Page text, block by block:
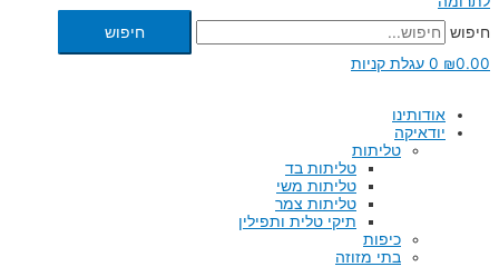
חיפוש
חיפוש
₪0.00
0 עגלת קניות
אודותינו
יודאיקה
טליתות
טליתות בד
טליתות משי
טליתות צמר
תיקי טלית ותפילין
כיפות
בתי מזוזה